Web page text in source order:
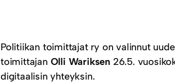
Politiikan toimittajat ry on valinnut
toimittajan Olli Wariksen 26.5.
digitaalisin yhteyksin.